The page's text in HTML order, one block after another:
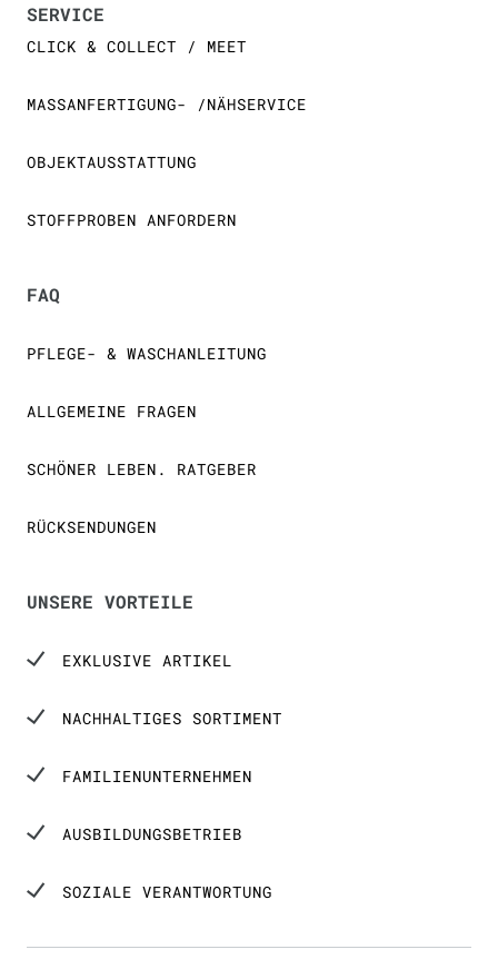
SERVICE
CLICK & COLLECT / MEET
MASSANFERTIGUNG- /NÄHSERVICE
OBJEKTAUSSTATTUNG
STOFFPROBEN ANFORDERN
FAQ
PFLEGE- & WASCHANLEITUNG
ALLGEMEINE FRAGEN
SCHÖNER LEBEN. RATGEBER
RÜCKSENDUNGEN
UNSERE VORTEILE
EXKLUSIVE ARTIKEL
NACHHALTIGES SORTIMENT
FAMILIENUNTERNEHMEN
AUSBILDUNGSBETRIEB
SOZIALE VERANTWORTUNG